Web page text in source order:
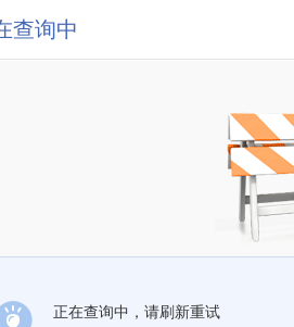
查询中
正在查询中，请刷新重试